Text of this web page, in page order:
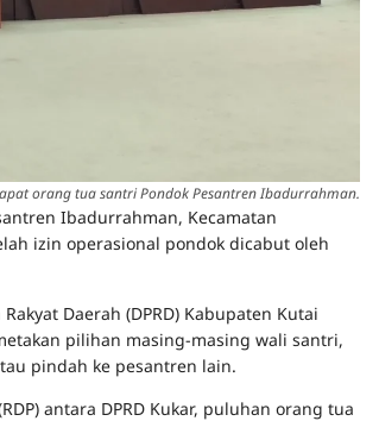
orang tua santri Pondok Pesantren Ibadurrahman.
Ibadurrahman, Kecamatan
izin operasional pondok dicabut oleh
Daerah (DPRD) Kabupaten Kutai
pilihan masing-masing wali santri,
pindah ke pesantren lain.
antara DPRD Kukar, puluhan orang tua